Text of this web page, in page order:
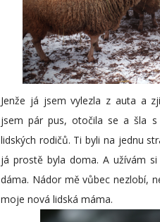
Jenže já jsem vylezla z auta a
jsem pár pus, otočila se a šla
lidských rodičů. Ti byli na jednu
já prostě byla doma. A užívám
dáma. Nádor mě vůbec nezlobí,
moje nová lidská máma.